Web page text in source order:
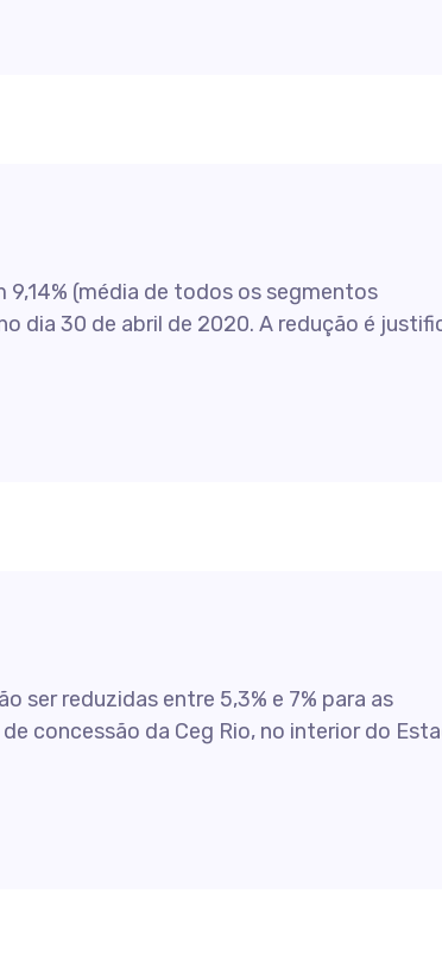
9,14% (média de todos os segmentos
dia 30 de abril de 2020. A redução é
ser reduzidas entre 5,3% e 7% para as
concessão da Ceg Rio, no interior do